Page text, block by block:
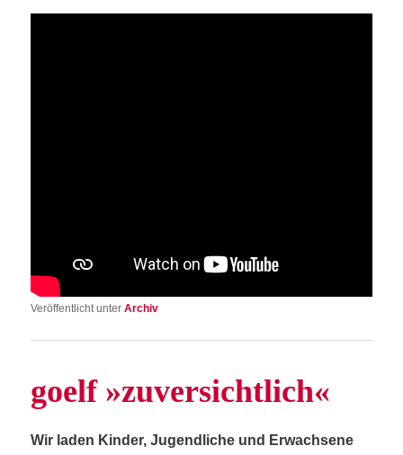
Veröffentlicht unter Archiv
goelf »zuver­sicht­lich«
Wir laden Kin­der, Jugend­li­che und Erwach­se­ne